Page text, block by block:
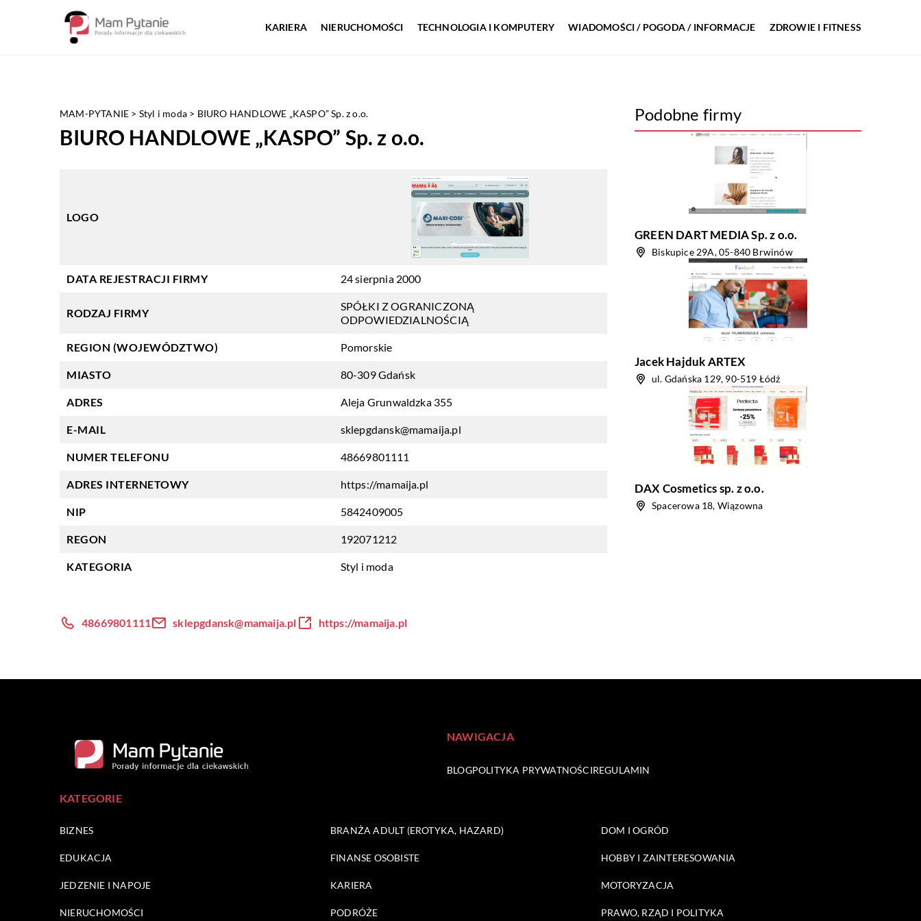
KARIERA NIERUCHOMOŚCI TECHNOLOGIA I KOMPUTERY WIADOMOŚCI / POGODA / INFORMACJE ZDROWIE I FITNESS
MAM-PYTANIE > Styl i moda > BIURO HANDLOWE „KASPO” Sp. z o.o.
BIURO HANDLOWE „KASPO” Sp. z o.o.
LOGO
DATA REJESTRACJI FIRMY 24 sierpnia 2000
RODZAJ FIRMY
SPÓŁKI Z OGRANICZONĄ
ODPOWIEDZIALNOŚCIĄ
REGION (WOJEWÓDZTWO) Pomorskie
MIASTO 80-309 Gdańsk
ADRES Aleja Grunwaldzka 355
E-MAIL sklepgdansk@mamaija.pl
NUMER TELEFONU 48669801111
ADRES INTERNETOWY https://mamaija.pl
NIP 5842409005
REGON 192071212
KATEGORIA Styl i moda
Podobne firmy
GREEN DART MEDIA Sp. z o.o.
Biskupice 29A, 05-840 Brwinów
Jacek Hajduk ARTEX
ul. Gdańska 129, 90-519 Łódź
DAX Cosmetics sp. z o.o.
Spacerowa 18, Wiązowna
48669801111 sklepgdansk@mamaija.pl https://mamaija.pl
NAWIGACJA
BLOGPOLITYKA PRYWATNOŚCIREGULAMIN
KATEGORIE
BIZNES BRANŻA ADULT (EROTYKA, HAZARD) DOM I OGRÓD
EDUKACJA FINANSE OSOBISTE HOBBY I ZAINTERESOWANIA
JEDZENIE I NAPOJE KARIERA MOTORYZACJA
NIERUCHOMOŚCI PODRÓŻE PRAWO, RZĄD I POLITYKA